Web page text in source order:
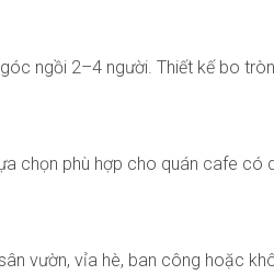
ngồi 2–4 người. Thiết kế bo
chọn phù hợp cho quán cafe có
vườn, vỉa hè, ban công hoặc